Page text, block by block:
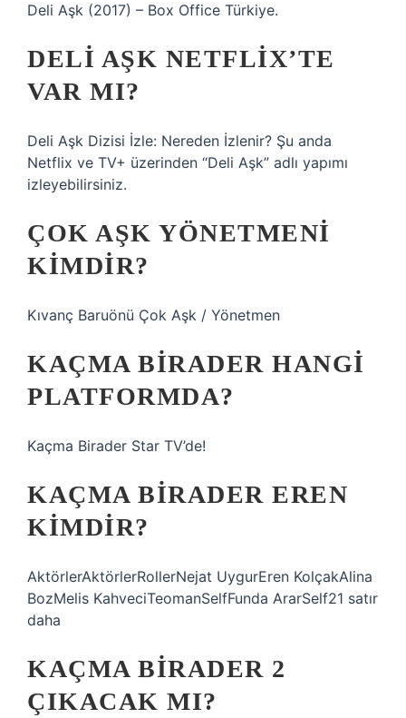
Deli Aşk (2017) – Box Office Türkiye.
DELI AŞK NETFLIX’TE
VAR MI?
Deli Aşk Dizisi İzle: Nereden İzlenir? Şu anda
Netflix ve TV+ üzerinden “Deli Aşk” adlı yapımı
izleyebilirsiniz.
ÇOK AŞK YÖNETMENI
KIMDIR?
Kıvanç Baruönü Çok Aşk / Yönetmen
KAÇMA BIRADER HANGI
PLATFORMDA?
Kaçma Birader Star TV’de!
KAÇMA BIRADER EREN
KIMDIR?
AktörlerAktörlerRollerNejat UygurEren KolçakAlina
BozMelis KahveciTeomanSelfFunda ArarSelf21 satır
daha
KAÇMA BIRADER 2
ÇIKACAK MI?